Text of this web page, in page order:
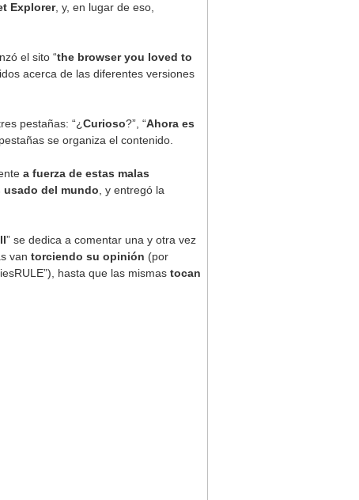
Explorer, y, en lugar de eso,
el sito “the browser you loved to
acerca de las diferentes versiones
pestañas: “¿Curioso?”, “Ahora es
se organiza el contenido.
a fuerza de estas malas
usado del mundo , y entregó la
” se dedica a comentar una y otra vez
van torciendo su opinión (por
hasta que las mismas tocan